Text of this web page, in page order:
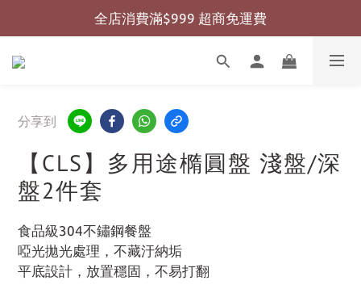
全店消費滿$999 超商免運費
全店消費滿$999 超商免運費
全店消費滿$2000 宅配免運費
分享到
【CLS】多用途橢圓盤 淺盤/深
盤2件套
食品級304不鏽鋼餐盤
啞光拋光處理，不藏汙納垢
平底設計，放置穩固，不易打翻